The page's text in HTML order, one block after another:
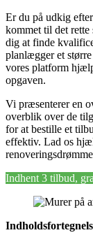
Er du på udkig
kommet til det
dig at finde
planlægger et
vores platform
opgaven.
Vi præsenterer en
overblik over de
for at bestille et
effektiv. Lad os
Indhent 3 tilbud,